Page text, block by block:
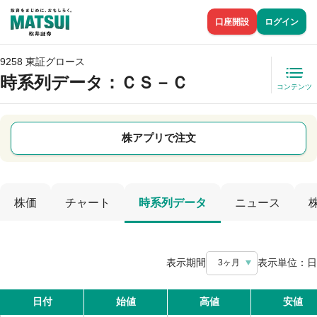
口座開設 ログイン
9258 東証グロース
時系列データ ：ＣＳ－Ｃ コンテンツ
株アプリで注文
株価 チャート 時系列データ ニュース
表示期間 3ヶ月 表示単位： 日
日付 始値 高値 安値